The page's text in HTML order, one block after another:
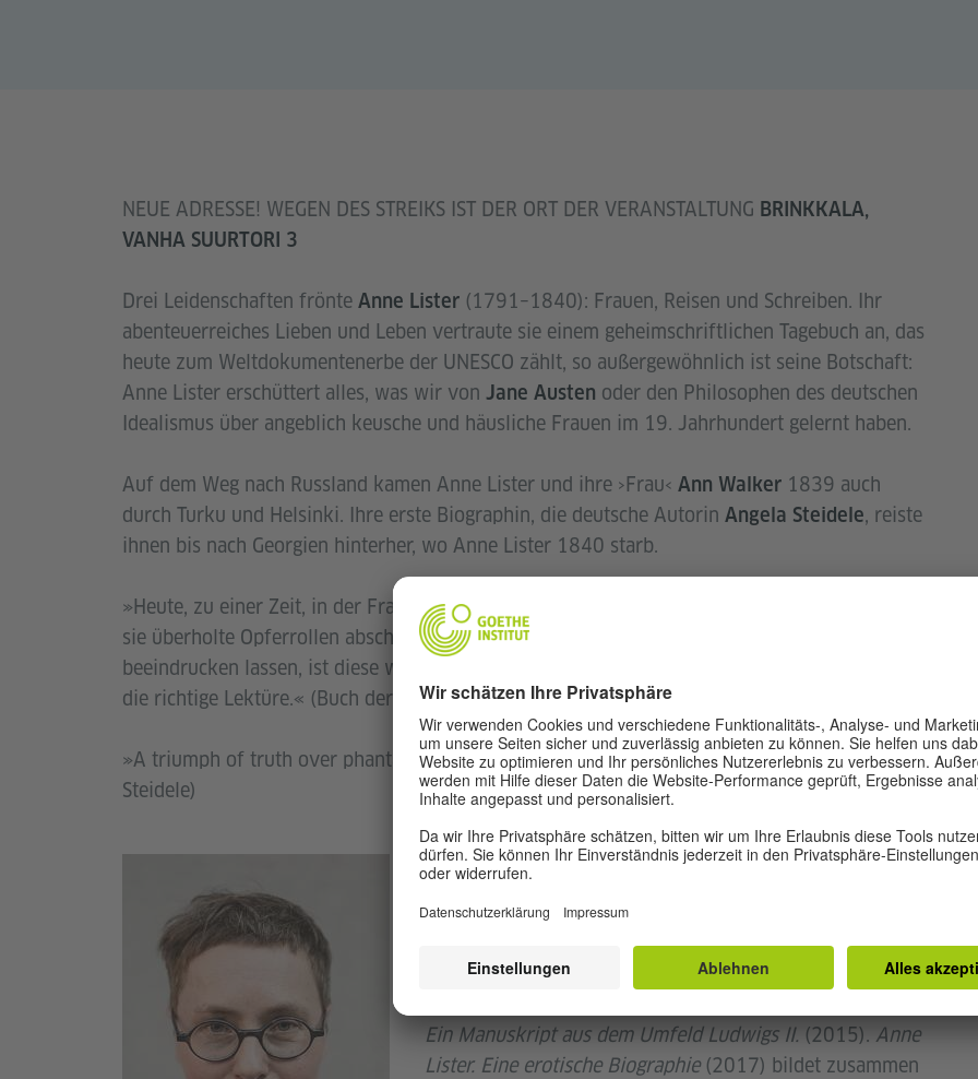
NEUE ADRESSE! WEGEN DES STREIKS IST DER ORT DER VERANSTALTUNG BRINKKALA,
VANHA SUURTORI 3
Drei Leidenschaften frönte Anne Lister (1791–1840): Frauen, Reisen und Schreiben. Ihr
abenteuerreiches Lieben und Leben vertraute sie einem geheimschriftlichen Tagebuch an, das
heute zum Weltdokumentenerbe der UNESCO zählt, so außergewöhnlich ist seine Botschaft:
Anne Lister erschüttert alles, was wir von Jane Austen oder den Philosophen des deutschen
Idealismus über angeblich keusche und häusliche Frauen im 19. Jahrhundert gelernt haben.
Auf dem Weg nach Russland kamen Anne Lister und ihre ›Frau‹ Ann Walker 1839 auch
durch Turku und Helsinki. Ihre erste Biographin, die deutsche Autorin Angela Steidele, reiste
ihnen bis nach Georgien hinterher, wo Anne Lister 1840 starb.
»Heute, zu einer Zeit, in der Frauen weltweit zu neuem Selbstbewusstsein gelangen, in der
sie überholte Opferrollen abschütteln und sich von patriarchalen Strukturen nicht mehr
beeindrucken lassen, ist diese wunderbare Biografie eines weiblichen Don Giovanni genau
die richtige Lektüre.« (Buch der Woche, MDR-Kultur überAnne Lister
»A triumph of truth over phantasy« (The Guardian über Gentleman Jackvon Angela
Steidele)
Dr. Angela Steidele, geb. 1968, erforscht und erzählt
historische Liebesgeschichten. Sie veröffentlichte u. a.
Männerkleidern. Das verwegene Leben der Catharina
Linck alias Anastasius Rosenstengel, hingerichtet 1721
(2004);Geschichte einer Liebe. Adele Schopenhauer und
Ein Manuskript aus dem Umfeld Ludwigs II. (2015). Anne
Lister. Eine erotische Biographie(2017) bildet zusammen